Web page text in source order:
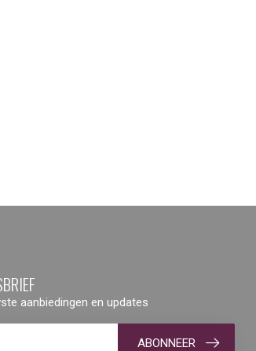
aanbiedingen en updates
ABONNEER